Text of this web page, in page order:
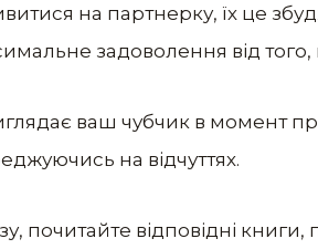
на партнерку, їх це
задоволення від того,
ваш чубчик в момент
на відчуттях.
почитайте відповідні книги,